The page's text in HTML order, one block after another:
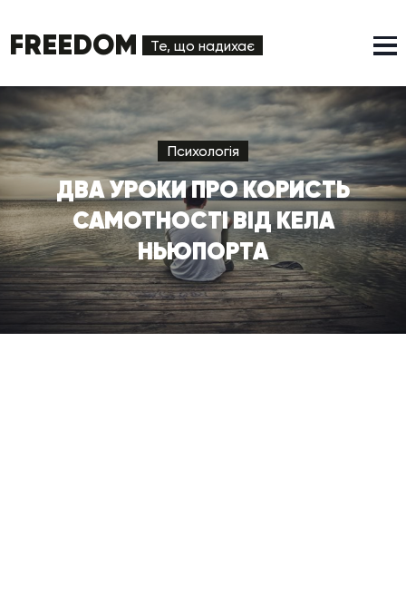
FREEDOM Те, що надихає
Психологія
ДВА УРОКИ ПРО КОРИСТЬ
САМОТНОСТІ ВІД КЕЛА
НЬЮПОРТА